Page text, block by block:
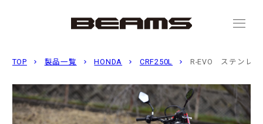
menu
TOP 製品一覧 HONDA CRF250L R-EVO ステンレ